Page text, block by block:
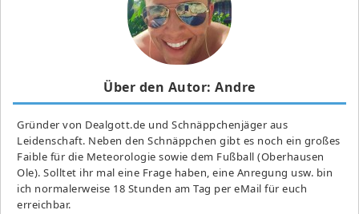
Über den Autor: Andre
Gründer von Dealgott.de und Schnäppchenjäger aus
Leidenschaft. Neben den Schnäppchen gibt es noch ein großes
Fai­ble für die Meteorologie sowie dem Fußball (Oberhausen
Ole). Solltet ihr mal eine Frage haben, eine Anregung usw. bin
ich normalerweise 18 Stunden am Tag per eMail für euch
erreichbar.